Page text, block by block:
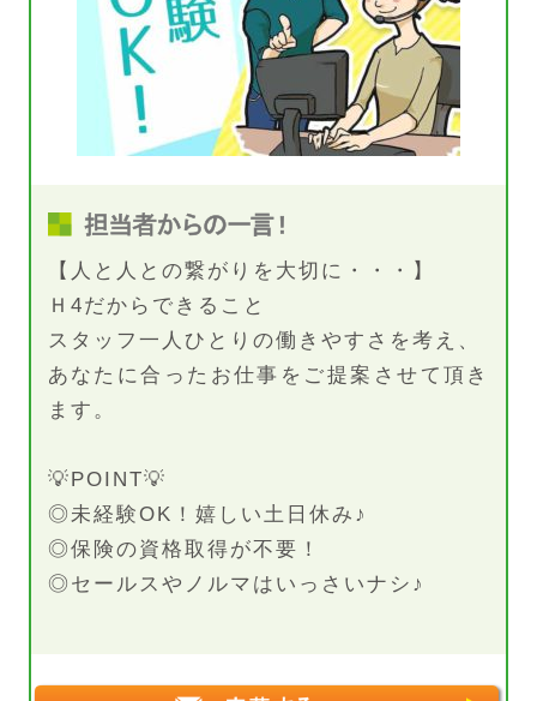
【人と人との繋がりを大切に・・・】
Ｈ4だからできること
スタッフ一人ひとりの働きやすさを考え、
あなたに合ったお仕事をご提案させて頂き
ます。
💡POINT💡
◎未経験OK！嬉しい土日休み♪
◎保険の資格取得が不要！
◎セールスやノルマはいっさいナシ♪